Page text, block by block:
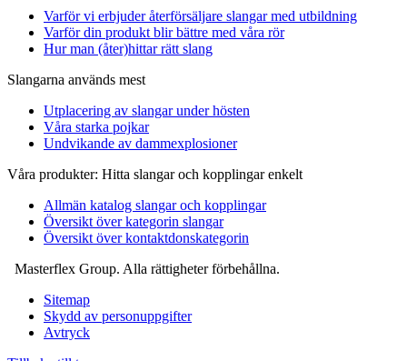
Varför vi erbjuder återförsäljare slangar med utbildning
Varför din produkt blir bättre med våra rör
Hur man (åter)hittar rätt slang
Slangarna används mest
Utplacering av slangar under hösten
Våra starka pojkar
Undvikande av dammexplosioner
Våra produkter: Hitta slangar och kopplingar enkelt
Allmän katalog slangar och kopplingar
Översikt över kategorin slangar
Översikt över kontaktdonskategorin
Masterflex Group. Alla rättigheter förbehållna.
Sitemap
Skydd av personuppgifter
Avtryck